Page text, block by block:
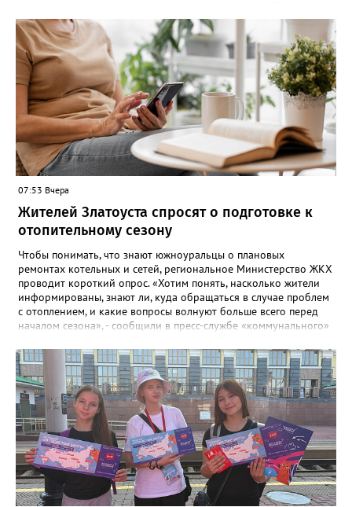
(четверг) и 11 (вторник) августа в 18:00 на той же площади, -
сообщают организаторы. И добавляют: - Репетиции состоятся в
любую погоду! Если не на открытом воздухе, то в большом
зале на 5-ом этаже». Праздники для детей и взрослых в этом
году будут объединены общим названием «Златоустовский
народ, вставай в единый хоровод!».
07:53 Вчера
Жителей Златоуста спросят о подготовке к
отопительному сезону
Чтобы понимать, что знают южноуральцы о плановых
ремонтах котельных и сетей, региональное Министерство ЖКХ
проводит короткий опрос. «Хотим понять, насколько жители
информированы, знают ли, куда обращаться в случае проблем
с отоплением, и какие вопросы волнуют больше всего перед
началом сезона», - сообщили в пресс-службе «коммунального»
6 вопросов. Южноуральцам, например, предлагают поделиться
опасениями, мучающими их накануне зимы. Среди вариантов:
своевременное начало отопительного сезона, температура в
квартире, возможные аварии и перебои, размер платы за
отопление. А также поставить оценку работе управляющей
компании – в диапазоне от «Безусловно хорошо» до
«Безусловно плохо». «Опрос займет всего пару минут, но ваши
ответы помогут обратить внимание на темы, которые
действительно важны для людей», - утверждают в
министерстве.